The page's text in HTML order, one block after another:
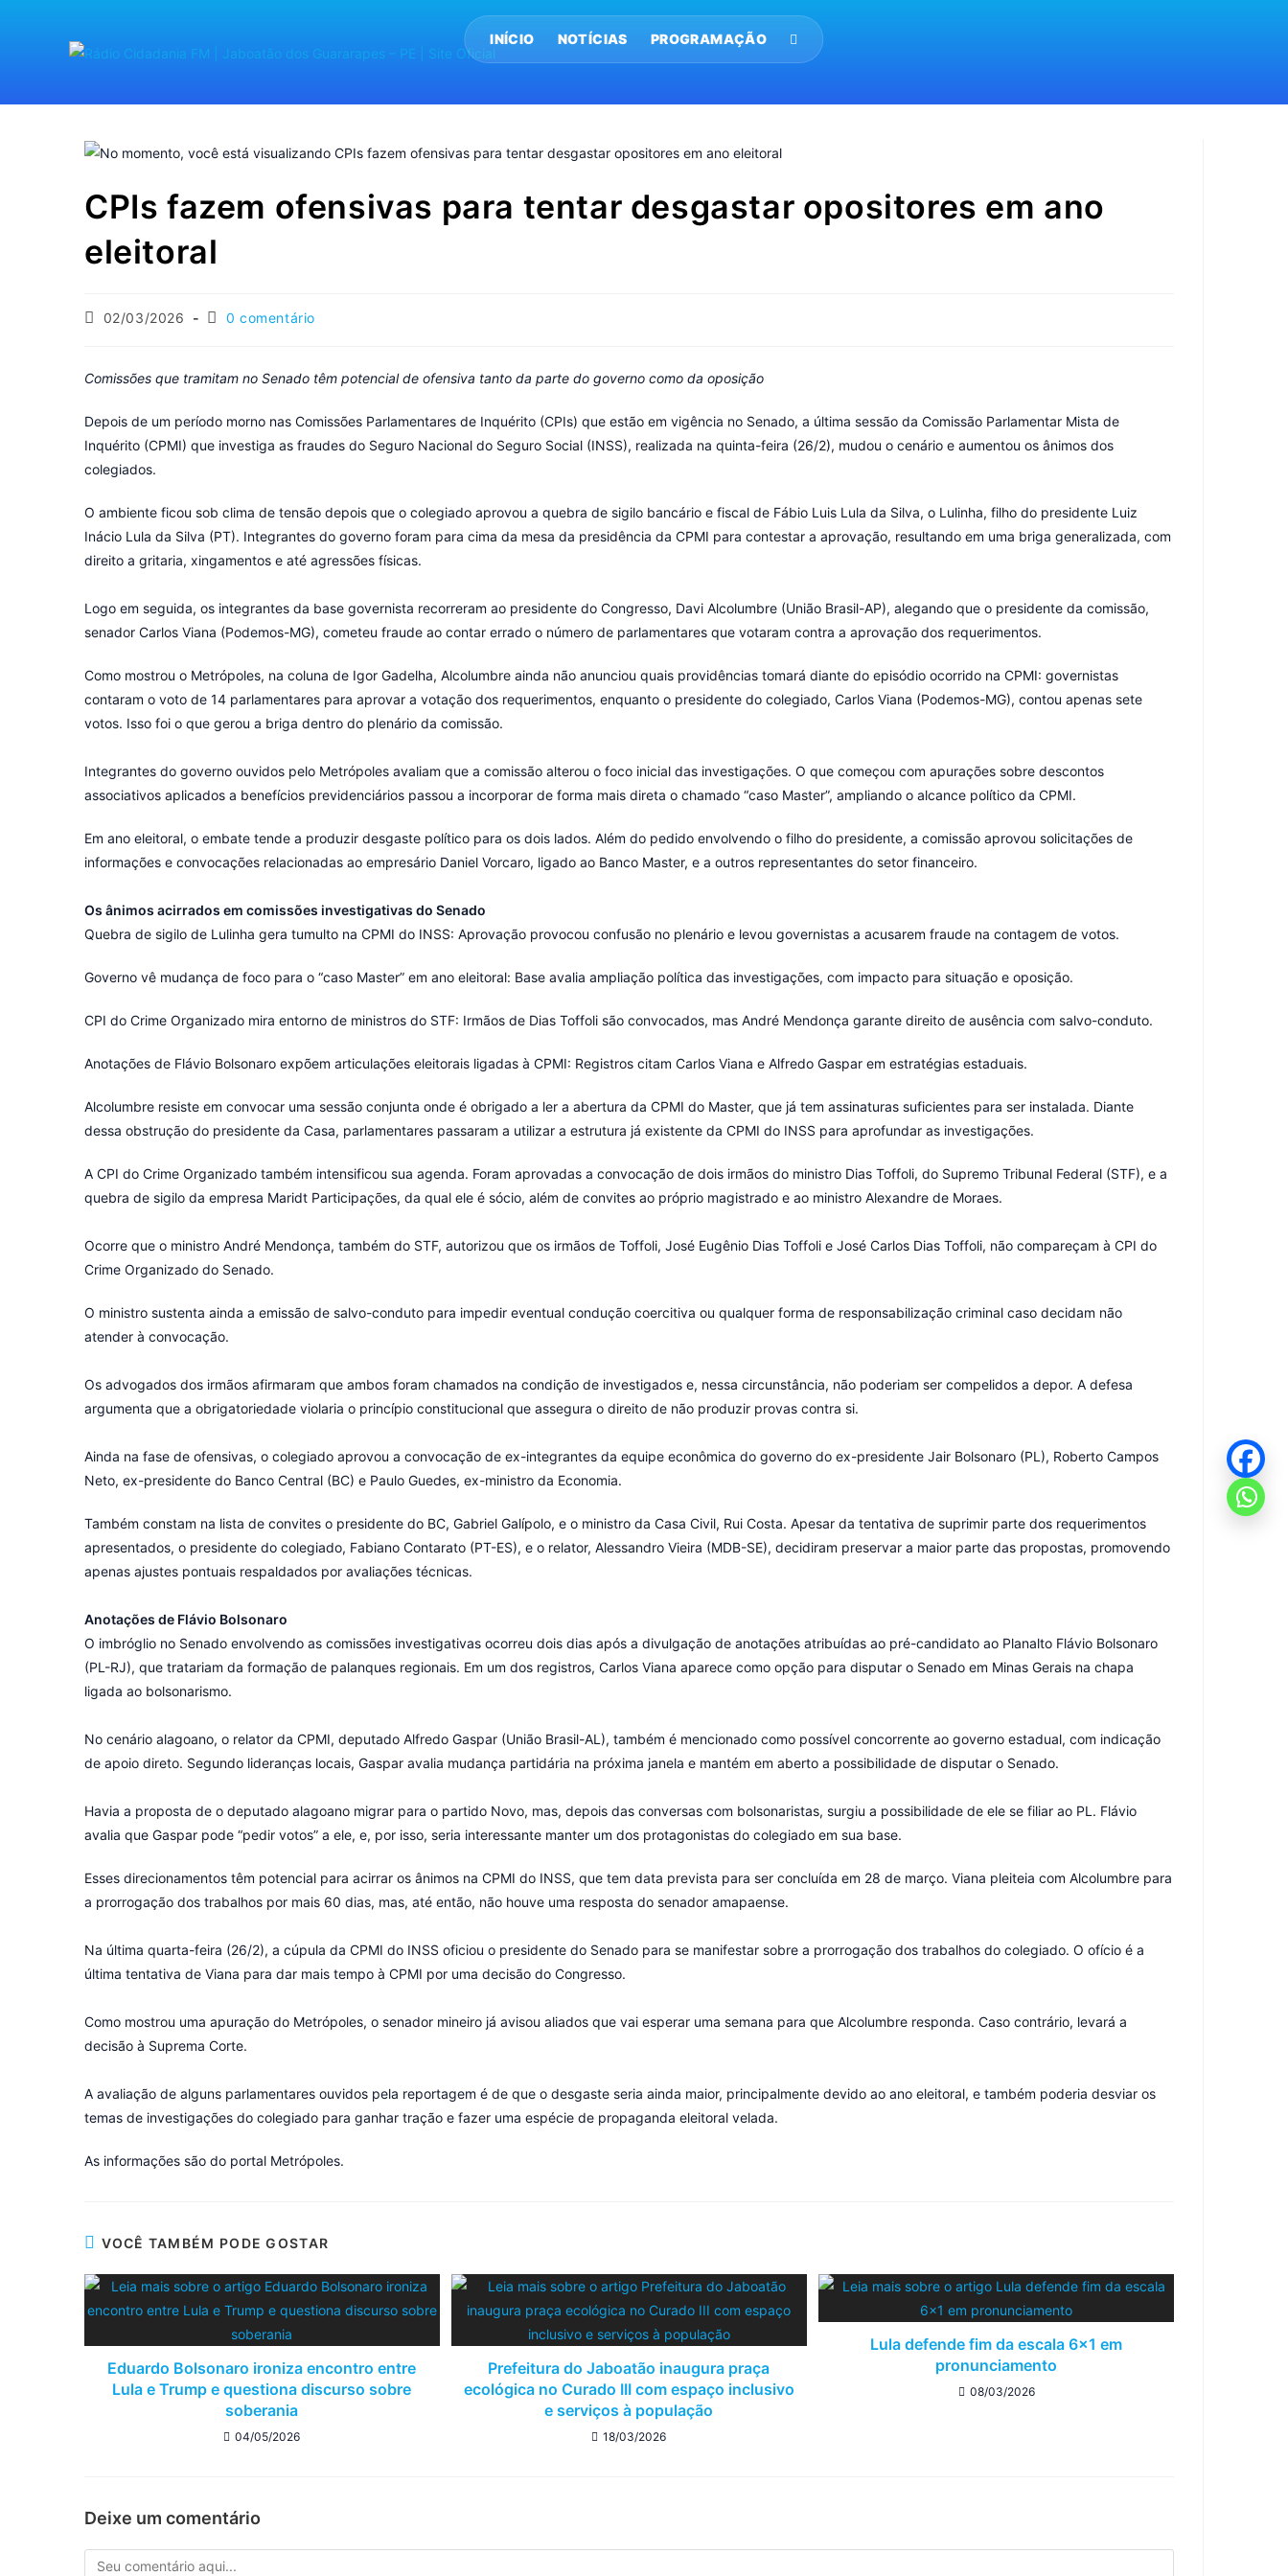
INÍCIO NOTÍCIAS PROGRAMAÇÃO
CPIs fazem ofensivas para tentar desgastar opositores em ano
eleitoral
02/03/2026 0 comentário
Comissões que tramitam no Senado têm potencial de ofensiva tanto da parte do governo como da oposição
Depois de um período morno nas Comissões Parlamentares de Inquérito (CPIs) que estão em vigência no Senado, a última sessão da Comissão Parlamentar Mista de
Inquérito (CPMI) que investiga as fraudes do Seguro Nacional do Seguro Social (INSS), realizada na quinta-feira (26/2), mudou o cenário e aumentou os ânimos dos
colegiados.
O ambiente ficou sob clima de tensão depois que o colegiado aprovou a quebra de sigilo bancário e fiscal de Fábio Luis Lula da Silva, o Lulinha, filho do presidente Luiz
Inácio Lula da Silva (PT). Integrantes do governo foram para cima da mesa da presidência da CPMI para contestar a aprovação, resultando em uma briga generalizada, com
direito a gritaria, xingamentos e até agressões físicas.
Logo em seguida, os integrantes da base governista recorreram ao presidente do Congresso, Davi Alcolumbre (União Brasil-AP), alegando que o presidente da comissão,
senador Carlos Viana (Podemos-MG), cometeu fraude ao contar errado o número de parlamentares que votaram contra a aprovação dos requerimentos.
Como mostrou o Metrópoles, na coluna de Igor Gadelha, Alcolumbre ainda não anunciou quais providências tomará diante do episódio ocorrido na CPMI: governistas
contaram o voto de 14 parlamentares para aprovar a votação dos requerimentos, enquanto o presidente do colegiado, Carlos Viana (Podemos-MG), contou apenas sete
votos. Isso foi o que gerou a briga dentro do plenário da comissão.
Integrantes do governo ouvidos pelo Metrópoles avaliam que a comissão alterou o foco inicial das investigações. O que começou com apurações sobre descontos
associativos aplicados a benefícios previdenciários passou a incorporar de forma mais direta o chamado “caso Master”, ampliando o alcance político da CPMI.
Em ano eleitoral, o embate tende a produzir desgaste político para os dois lados. Além do pedido envolvendo o filho do presidente, a comissão aprovou solicitações de
informações e convocações relacionadas ao empresário Daniel Vorcaro, ligado ao Banco Master, e a outros representantes do setor financeiro.
Os ânimos acirrados em comissões investigativas do Senado
Quebra de sigilo de Lulinha gera tumulto na CPMI do INSS: Aprovação provocou confusão no plenário e levou governistas a acusarem fraude na contagem de votos.
Governo vê mudança de foco para o “caso Master” em ano eleitoral: Base avalia ampliação política das investigações, com impacto para situação e oposição.
CPI do Crime Organizado mira entorno de ministros do STF: Irmãos de Dias Toffoli são convocados, mas André Mendonça garante direito de ausência com salvo-conduto.
Anotações de Flávio Bolsonaro expõem articulações eleitorais ligadas à CPMI: Registros citam Carlos Viana e Alfredo Gaspar em estratégias estaduais.
Alcolumbre resiste em convocar uma sessão conjunta onde é obrigado a ler a abertura da CPMI do Master, que já tem assinaturas suficientes para ser instalada. Diante
dessa obstrução do presidente da Casa, parlamentares passaram a utilizar a estrutura já existente da CPMI do INSS para aprofundar as investigações.
A CPI do Crime Organizado também intensificou sua agenda. Foram aprovadas a convocação de dois irmãos do ministro Dias Toffoli, do Supremo Tribunal Federal (STF), e a
quebra de sigilo da empresa Maridt Participações, da qual ele é sócio, além de convites ao próprio magistrado e ao ministro Alexandre de Moraes.
Ocorre que o ministro André Mendonça, também do STF, autorizou que os irmãos de Toffoli, José Eugênio Dias Toffoli e José Carlos Dias Toffoli, não compareçam à CPI do
Crime Organizado do Senado.
O ministro sustenta ainda a emissão de salvo-conduto para impedir eventual condução coercitiva ou qualquer forma de responsabilização criminal caso decidam não
atender à convocação.
Os advogados dos irmãos afirmaram que ambos foram chamados na condição de investigados e, nessa circunstância, não poderiam ser compelidos a depor. A defesa
argumenta que a obrigatoriedade violaria o princípio constitucional que assegura o direito de não produzir provas contra si.
Ainda na fase de ofensivas, o colegiado aprovou a convocação de ex-integrantes da equipe econômica do governo do ex-presidente Jair Bolsonaro (PL), Roberto Campos
Neto, ex-presidente do Banco Central (BC) e Paulo Guedes, ex-ministro da Economia.
Também constam na lista de convites o presidente do BC, Gabriel Galípolo, e o ministro da Casa Civil, Rui Costa. Apesar da tentativa de suprimir parte dos requerimentos
apresentados, o presidente do colegiado, Fabiano Contarato (PT-ES), e o relator, Alessandro Vieira (MDB-SE), decidiram preservar a maior parte das propostas, promovendo
apenas ajustes pontuais respaldados por avaliações técnicas.
Anotações de Flávio Bolsonaro
O imbróglio no Senado envolvendo as comissões investigativas ocorreu dois dias após a divulgação de anotações atribuídas ao pré-candidato ao Planalto Flávio Bolsonaro
(PL-RJ), que tratariam da formação de palanques regionais. Em um dos registros, Carlos Viana aparece como opção para disputar o Senado em Minas Gerais na chapa
ligada ao bolsonarismo.
No cenário alagoano, o relator da CPMI, deputado Alfredo Gaspar (União Brasil-AL), também é mencionado como possível concorrente ao governo estadual, com indicação
de apoio direto. Segundo lideranças locais, Gaspar avalia mudança partidária na próxima janela e mantém em aberto a possibilidade de disputar o Senado.
Havia a proposta de o deputado alagoano migrar para o partido Novo, mas, depois das conversas com bolsonaristas, surgiu a possibilidade de ele se filiar ao PL. Flávio
avalia que Gaspar pode “pedir votos” a ele, e, por isso, seria interessante manter um dos protagonistas do colegiado em sua base.
Esses direcionamentos têm potencial para acirrar os ânimos na CPMI do INSS, que tem data prevista para ser concluída em 28 de março. Viana pleiteia com Alcolumbre para
a prorrogação dos trabalhos por mais 60 dias, mas, até então, não houve uma resposta do senador amapaense.
Na última quarta-feira (26/2), a cúpula da CPMI do INSS oficiou o presidente do Senado para se manifestar sobre a prorrogação dos trabalhos do colegiado. O ofício é a
última tentativa de Viana para dar mais tempo à CPMI por uma decisão do Congresso.
Como mostrou uma apuração do Metrópoles, o senador mineiro já avisou aliados que vai esperar uma semana para que Alcolumbre responda. Caso contrário, levará a
decisão à Suprema Corte.
A avaliação de alguns parlamentares ouvidos pela reportagem é de que o desgaste seria ainda maior, principalmente devido ao ano eleitoral, e também poderia desviar os
temas de investigações do colegiado para ganhar tração e fazer uma espécie de propaganda eleitoral velada.
As informações são do portal Metrópoles.
VOCÊ TAMBÉM PODE GOSTAR
Eduardo Bolsonaro ironiza encontro entre
Lula e Trump e questiona discurso sobre
soberania
04/05/2026
Prefeitura do Jaboatão inaugura praça
ecológica no Curado III com espaço inclusivo
e serviços à população
18/03/2026
Lula defende fim da escala 6×1 em
pronunciamento
08/03/2026
Deixe um comentário